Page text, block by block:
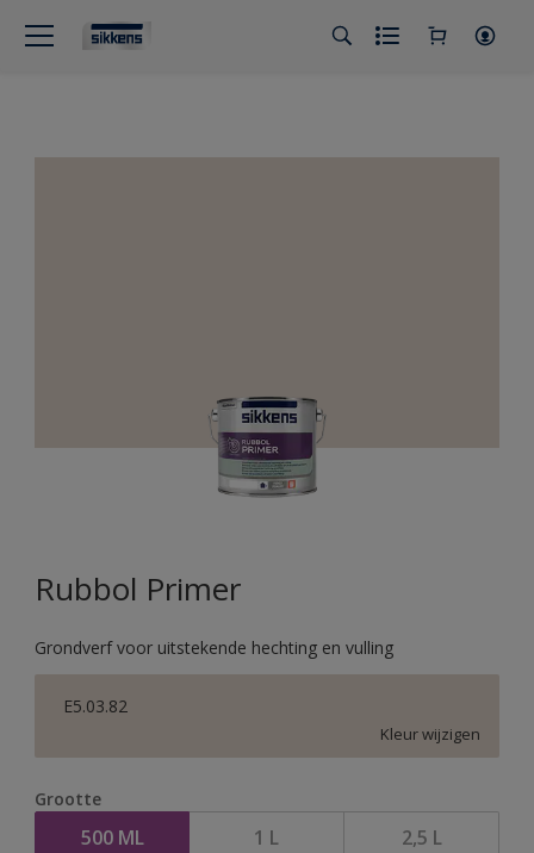
Rubbol Primer
Grondverf voor uitstekende hechting en vulling
E5.03.82
Kleur wijzigen
Grootte
500 ML 1 L 2,5 L